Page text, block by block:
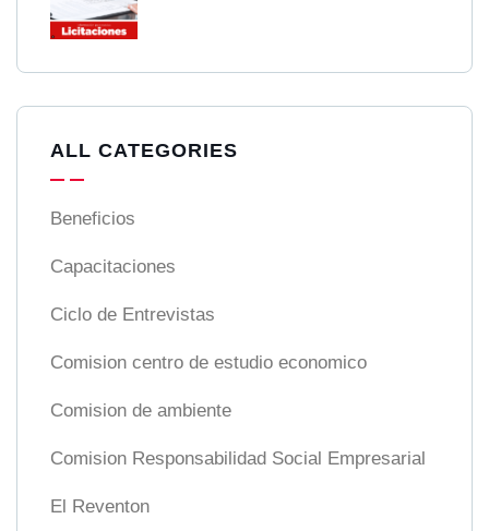
ALL CATEGORIES
Beneficios
Capacitaciones
Ciclo de Entrevistas
Comision centro de estudio economico
Comision de ambiente
Comision Responsabilidad Social Empresarial
El Reventon